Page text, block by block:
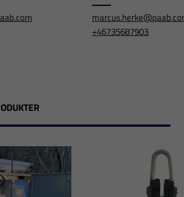
+46735687903